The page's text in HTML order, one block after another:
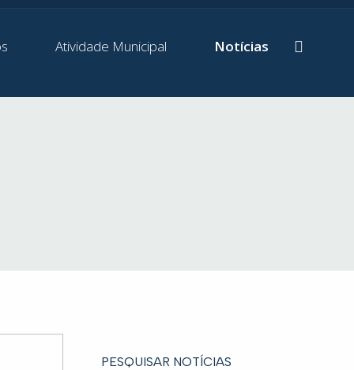
Atividade Municipal Notícias
PESQUISAR NOTÍCIAS